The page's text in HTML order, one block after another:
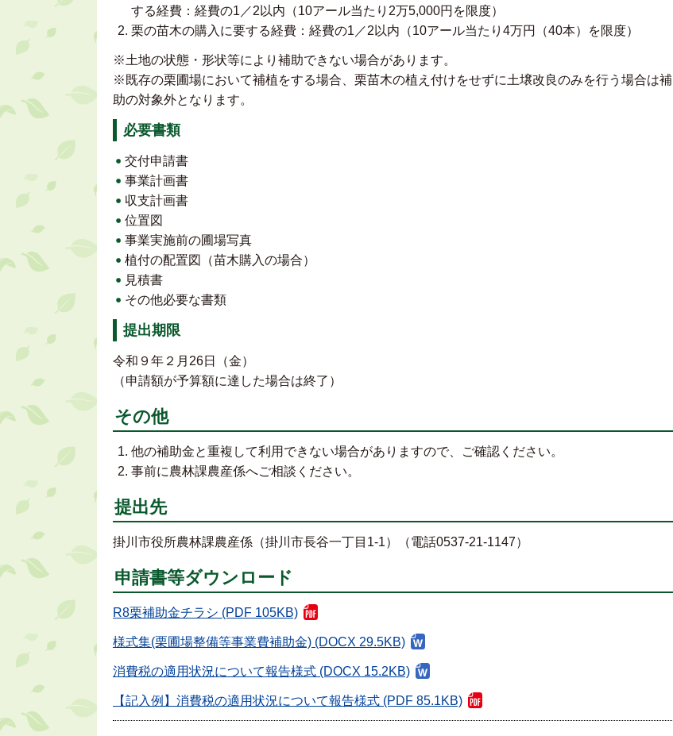
する経費：経費の1／2以内（10アール当たり2万5,000円を限度）
栗の苗木の購入に要する経費：経費の1／2以内（10アール当たり4万円（40本）を限度）
※土地の状態・形状等により補助できない場合があります。
※既存の栗圃場において補植をする場合、栗苗木の植え付けをせずに土壌改良のみを行う場合は補
助の対象外となります。
必要書類
交付申請書
事業計画書
収支計画書
位置図
事業実施前の圃場写真
植付の配置図（苗木購入の場合）
見積書
その他必要な書類
提出期限
令和９年２月26日（金）
（申請額が予算額に達した場合は終了）
その他
他の補助金と重複して利用できない場合がありますので、ご確認ください。
事前に農林課農産係へご相談ください。
提出先
掛川市役所農林課農産係（掛川市長谷一丁目1-1）（電話0537-21-1147）
申請書等ダウンロード
R8栗補助金チラシ (PDF 105KB)
様式集(栗圃場整備等事業費補助金) (DOCX 29.5KB)
消費税の適用状況について報告様式 (DOCX 15.2KB)
【記入例】消費税の適用状況について報告様式 (PDF 85.1KB)